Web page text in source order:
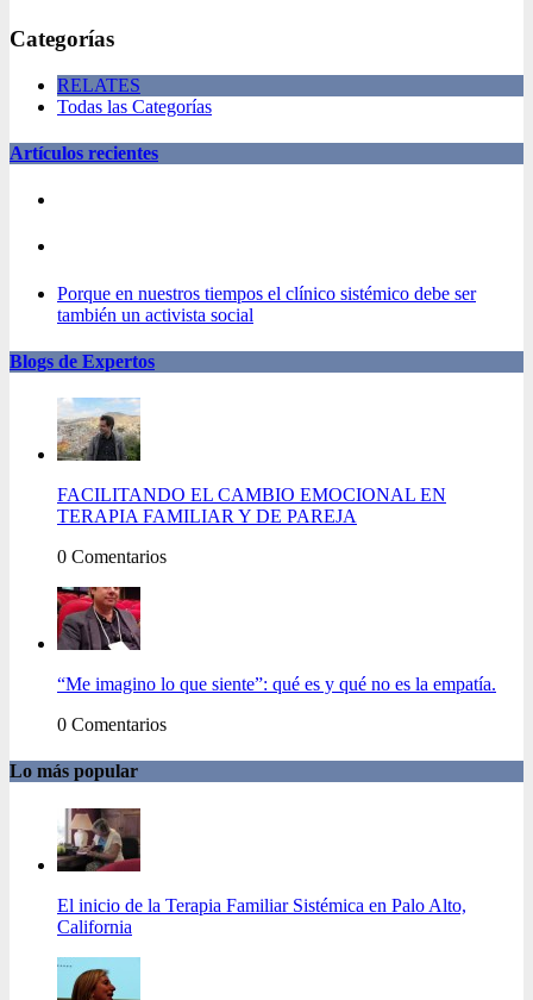
Categorías
RELATES
Todas las Categorías
Artículos recientes
Porque en nuestros tiempos el clínico sistémico debe ser
también un activista social
Blogs de Expertos
FACILITANDO EL CAMBIO EMOCIONAL EN
TERAPIA FAMILIAR Y DE PAREJA
0 Comentarios
“Me imagino lo que siente”: qué es y qué no es la empatía.
0 Comentarios
Lo más popular
El inicio de la Terapia Familiar Sistémica en Palo Alto,
California